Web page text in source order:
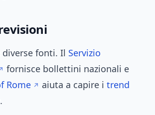
fonti. Il Servizio
fornisce bollettini nazionali e
Rome aiuta a capire i trend